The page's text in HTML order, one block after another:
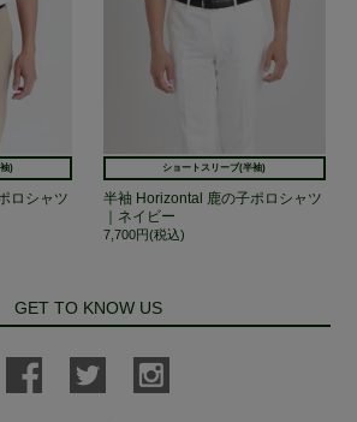
)
ロシャツ
ショートスリーブ(半袖)
半袖 Horizontal 鹿の子ポロシャツ
｜ネイビー
7,700円(税込)
GET TO KNOW US